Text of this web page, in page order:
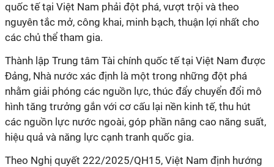
quốc tế tại Việt Nam phải đột phá, vượt trội và theo
nguyên tắc mở, công khai, minh bạch, thuận lợi nhất cho
các chủ thể tham gia.
Thành lập Trung tâm Tài chính quốc tế tại Việt Nam được
Đảng, Nhà nước xác định là một trong những đột phá
nhằm giải phóng các nguồn lực, thúc đẩy chuyển đổi mô
hình tăng trưởng gắn với cơ cấu lại nền kinh tế, thu hút
các nguồn lực nước ngoài, góp phần nâng cao năng suất,
hiệu quả và năng lực cạnh tranh quốc gia.
Theo Nghị quyết 222/2025/QH15, Việt Nam định hướng